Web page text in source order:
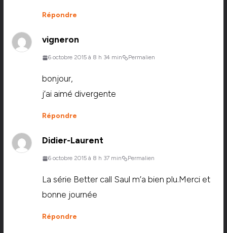
Répondre
vigneron
6 octobre 2015 à 8 h 34 min Permalien
bonjour,
j’ai aimé divergente
Répondre
Didier-Laurent
6 octobre 2015 à 8 h 37 min Permalien
La série Better call Saul m’a bien plu.Merci et
bonne journée
Répondre